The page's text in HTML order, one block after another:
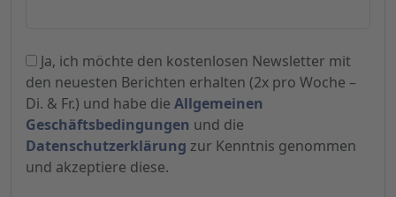
Ja, ich möchte den kostenlosen Newsletter mit
den neuesten Berichten erhalten (2x pro Woche –
Di. & Fr.) und habe die Allgemeinen
Geschäftsbedingungen und die
Datenschutzerklärung zur Kenntnis genommen
und akzeptiere diese.